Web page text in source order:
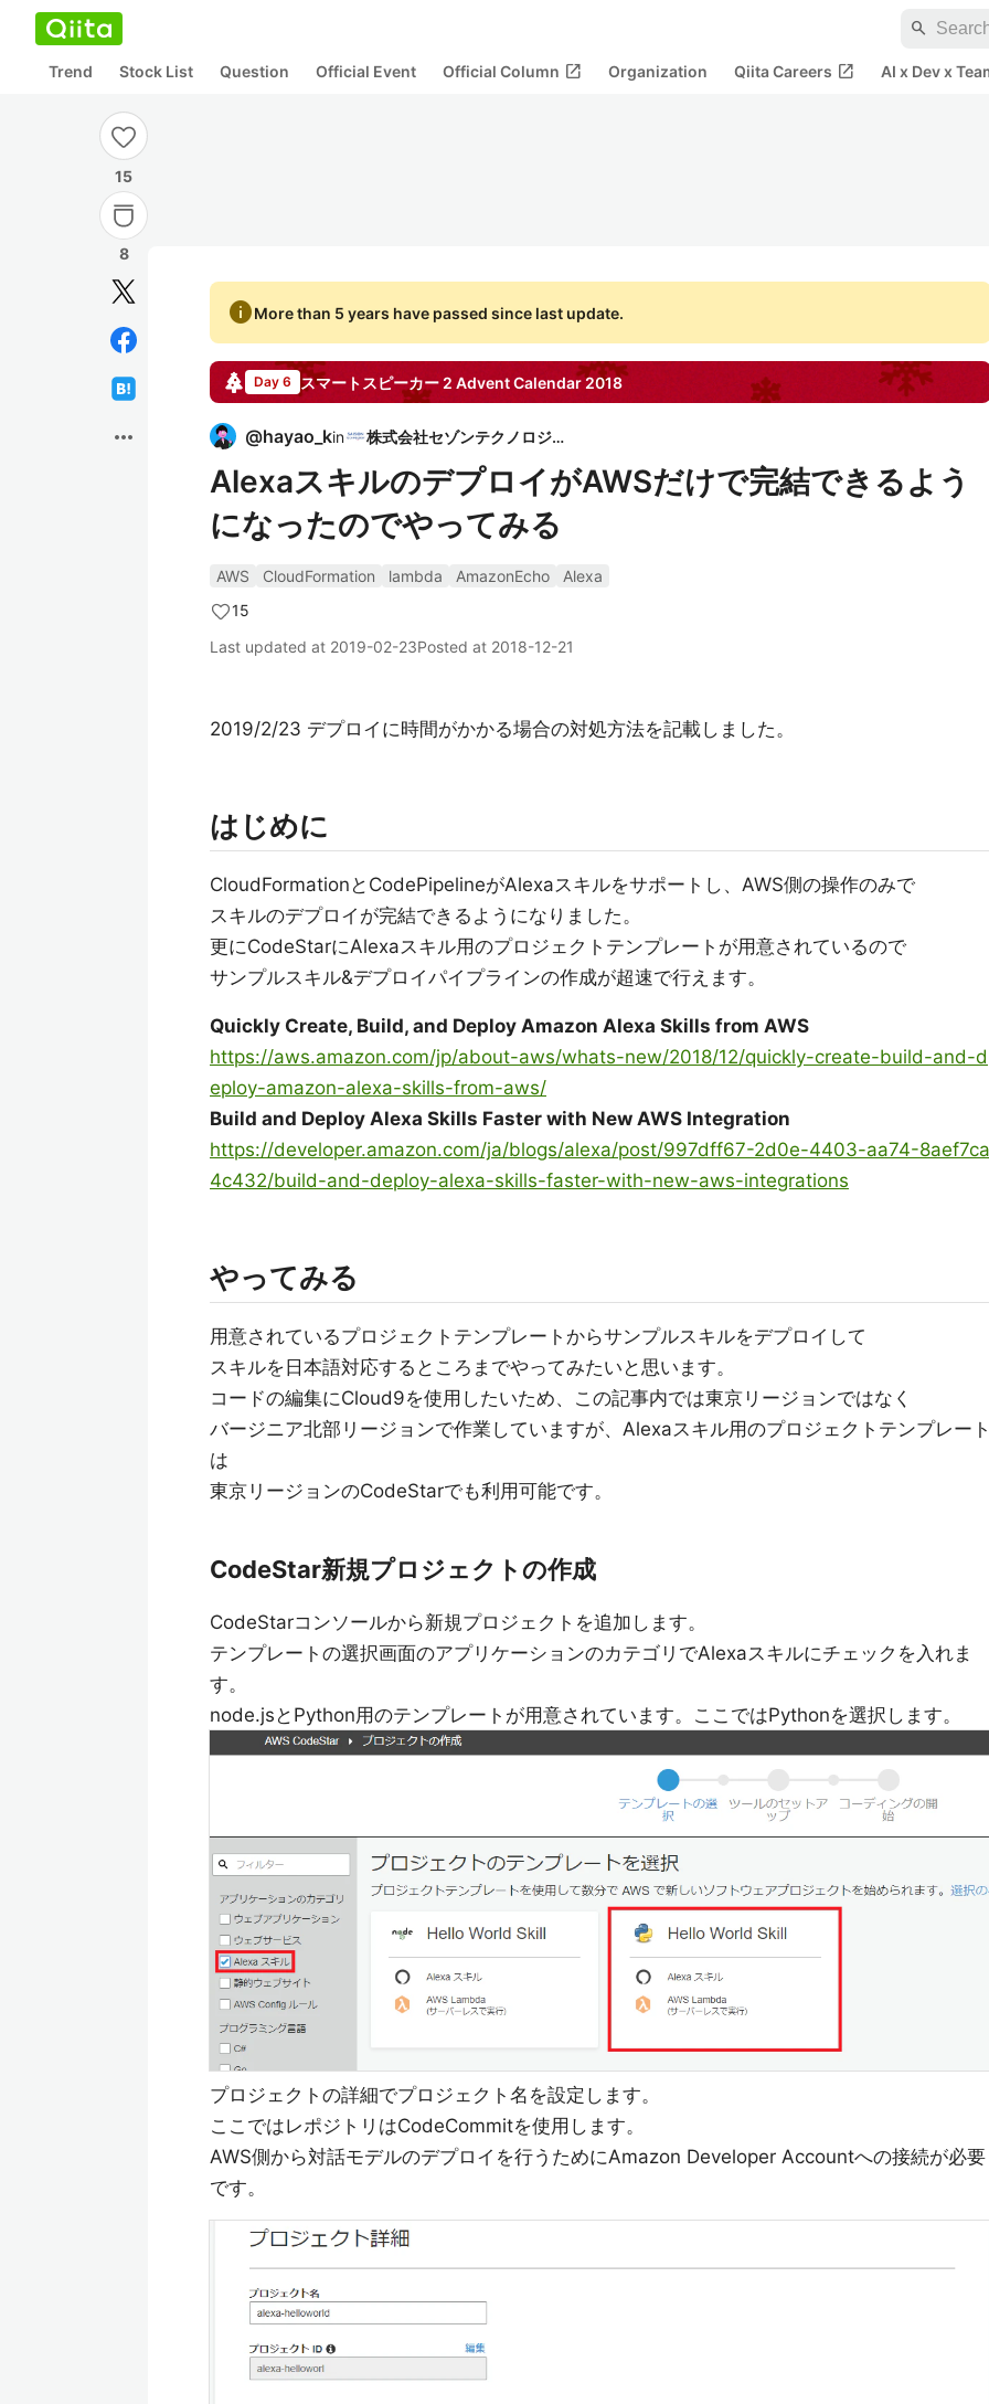
search
Trend Stock List Question Official Event Official Column open_in_new Organization Qiita Careers open_in_new AI x Dev x
15
8
more_horiz
infoMore than 5 years have passed since last update.
Day 6 スマートスピーカー 2 Advent Calendar2018
@hayao_kin 株式会社セゾンテクノロジー
AlexaスキルのデプロイがAWSだけで完結できるよう
になったのでやってみる
AWS CloudFormation lambda AmazonEcho
Alexa
15
Last updated at 2019-02-23Posted at 2018-12-21
2019/2/23 デプロイに時間がかかる場合の対処方法を記載しました。
はじめに
CloudFormationとCodePipelineがAlexaスキルをサポートし、AWS側の操作のみで
スキルのデプロイが完結できるようになりました。
更にCodeStarにAlexaスキル用のプロジェクトテンプレートが用意されているので
サンプルスキル&デプロイパイプラインの作成が超速で行えます。
Quickly Create, Build, and Deploy Amazon Alexa Skills from AWS
https://aws.amazon.com/jp/about-aws/whats-new/2018/12/quickly-create-build-and-d
eploy-amazon-alexa-skills-from-aws/
Build and Deploy Alexa Skills Faster with New AWS Integration
https://developer.amazon.com/ja/blogs/alexa/post/997dff67-2d0e-4403-aa74-8aef7ca
4c432/build-and-deploy-alexa-skills-faster-with-new-aws-integrations
やってみる
用意されているプロジェクトテンプレートからサンプルスキルをデプロイして
スキルを日本語対応するところまでやってみたいと思います。
コードの編集にCloud9を使用したいため、この記事内では東京リージョンではなく
バージニア北部リージョンで作業していますが、Alexaスキル用のプロジェクトテンプレー
は
東京リージョンのCodeStarでも利用可能です。
CodeStar新規プロジェクトの作成
CodeStarコンソールから新規プロジェクトを追加します。
テンプレートの選択画面のアプリケーションのカテゴリでAlexaスキルにチェックを入れま
す。
node.jsとPython用のテンプレートが用意されています。ここではPythonを選択します。
プロジェクトの詳細でプロジェクト名を設定します。
ここではレポジトリはCodeCommitを使用します。
AWS側から対話モデルのデプロイを行うためにAmazon Developer Accountへの接続が必要
です。